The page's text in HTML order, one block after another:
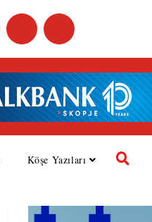
Köşe Yazıları